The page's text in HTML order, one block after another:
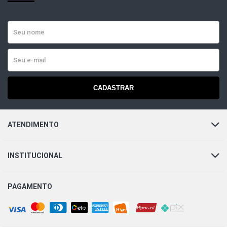
CADASTRAR
ATENDIMENTO
INSTITUCIONAL
PAGAMENTO